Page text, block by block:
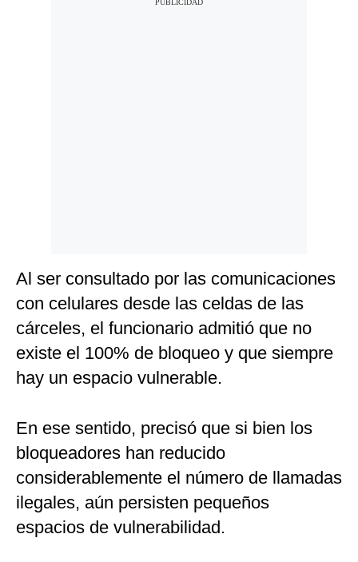
Al ser consultado por las comunicaciones
con celulares desde las celdas de las
cárceles, el funcionario admitió que no
existe el 100% de bloqueo y que siempre
hay un espacio vulnerable.
En ese sentido, precisó que si bien los
bloqueadores han reducido
considerablemente el número de llamadas
ilegales, aún persisten pequeños
espacios de vulnerabilidad.